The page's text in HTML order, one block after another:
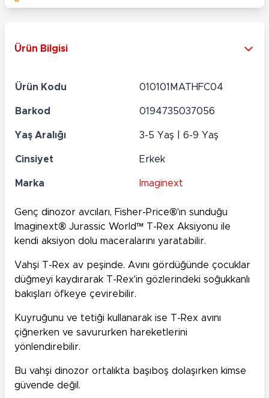
Ürün Bilgisi
Ürün Kodu 010101MATHFC04
Barkod 0194735037056
Yaş Aralığı 3-5 Yaş | 6-9 Yaş
Cinsiyet Erkek
Marka Imaginext
Genç dinozor avcıları, Fisher-Price®'ın sunduğu
Imaginext® Jurassic World™ T-Rex Aksiyonu ile
kendi aksiyon dolu maceralarını yaratabilir.
Vahşi T-Rex av peşinde. Avını gördüğünde çocuklar
düğmeyi kaydırarak T-Rex'in gözlerindeki soğukkanlı
bakışları öfkeye çevirebilir.
Kuyruğunu ve tetiği kullanarak ise T-Rex avını
çiğnerken ve savururken hareketlerini
yönlendirebilir.
Bu vahşi dinozor ortalıkta başıboş dolaşırken kimse
güvende değil.